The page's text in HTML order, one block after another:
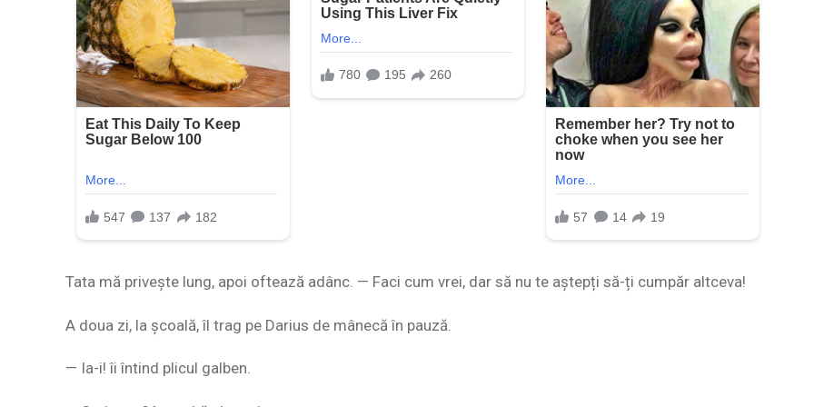
Tata mă privește lung, apoi oftează adânc. — Faci cum vrei, dar să nu te aștepți să-ți cumpăr altceva!
A doua zi, la școală, îl trag pe Darius de mânecă în pauză.
— Ia-i! îi întind plicul galben.